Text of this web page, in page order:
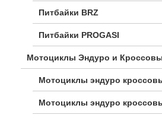
Питбайки BRZ
Питбайки PROGASI
Мотоциклы Эндуро и
Мотоциклы эндуро
Мотоциклы эндуро